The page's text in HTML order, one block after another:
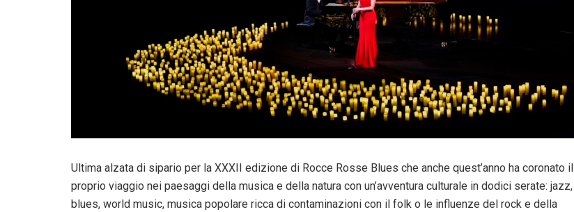
Ultima alzata di sipario per la XXXII edizione di Rocce Rosse Blues che anche quest’anno ha coronato il
proprio viaggio nei paesaggi della musica e della natura con un’avventura culturale in dodici serate: jazz,
blues, world music, musica popolare ricca di contaminazioni con il folk o le influenze del rock e della